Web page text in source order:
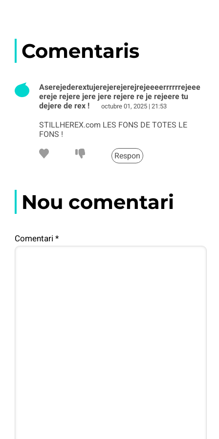
Comentaris
Aserejederextujerejerejerejrejeeeerrrrrrejeee
ereje rejere jere jere rejere re je rejeere tu
dejere de rex !
octubre 01, 2025 | 21:53
STILLHEREX.com LES FONS DE TOTES LE
FONS !
Respon
Nou comentari
Comentari *